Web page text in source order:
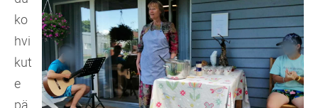
ko
hvi
kut
e
pä